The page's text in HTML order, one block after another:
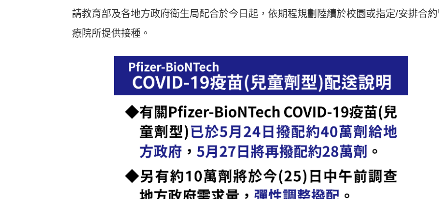
請教育部及各地方政府衛生局配合於今日起，依期程規劃陸續於校園或指定/安排合
療院所提供接種。